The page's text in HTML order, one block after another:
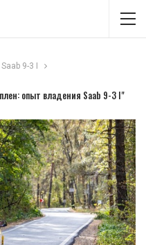
9-3 I
опыт владения Saab 9-3 I"